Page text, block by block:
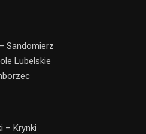
Sandomierz
Lubelskie
– Krynki